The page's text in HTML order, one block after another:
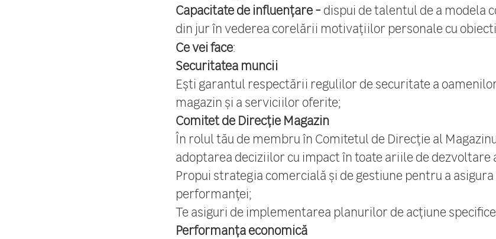
Capacitate de influențare -dispui de talentul de a modela
din jur în vederea corelării motivațiilor personale cu
Ce vei face:
Securitatea muncii
Ești garantul respectării regulilor de securitate a
magazin și a serviciilor oferite;
Comitet de Direcție Magazin
În rolul tău de membru în Comitetul de Direcție al
adoptarea deciziilor cu impact în toate ariile de dezvoltare
Propui strategia comercială și de gestiune pentru a
performanței;
Te asiguri de implementarea planurilor de acțiune
Performanța economică